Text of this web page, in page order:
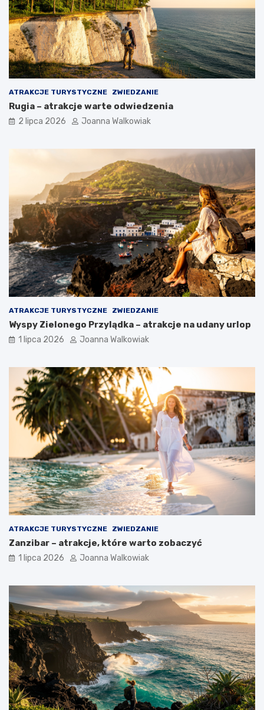
ATRAKCJE TURYSTYCZNE ZWIEDZANIE
Rugia – atrakcje warte odwiedzenia
2 lipca 2026 Joanna Walkowiak
ATRAKCJE TURYSTYCZNE ZWIEDZANIE
Wyspy Zielonego Przylądka – atrakcje na udany urlop
1 lipca 2026 Joanna Walkowiak
ATRAKCJE TURYSTYCZNE ZWIEDZANIE
Zanzibar – atrakcje, które warto zobaczyć
1 lipca 2026 Joanna Walkowiak